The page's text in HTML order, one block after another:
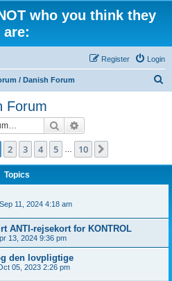
who you think they
are:
Login
Register
/ Danish Forum
Forum
Search
1of 10
2 3 4 5 10
Topics
11, 2024 4:18 am
ANTI-rejsekort for KONTROL
13, 2024 9:36 pm
den lovpligtige
05, 2023 2:26 pm